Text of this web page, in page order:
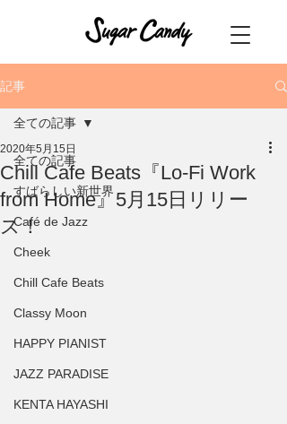
記事
全ての記事
すばらしい新世界
Café de Jazz
Cheek
Chill Cafe Beats
Classy Moon
HAPPY PIANIST
JAZZ PARADISE
KENTA HAYASHI
全ての記事
Chill Cafe Beats『Lo-Fi Work
from Home』5月15日リリー
ス！
2020年5月15日